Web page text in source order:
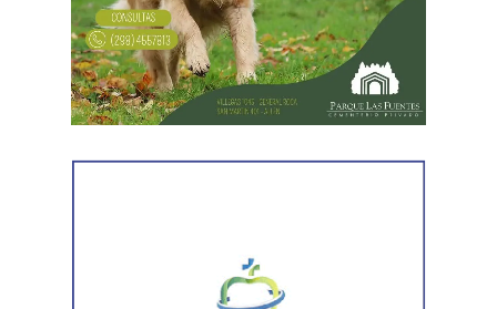
sobre su derecho a la salud, la educación y la protección.
En Argentina, esta celebración comenzó a realizarse en
1960 con actividades sociales y culturales destinadas a
promover el bienestar de la niñez en todo el país.
¿Por qué se habla de infancias?
atraviesan niños y niñas. La expresión busca visibilizar
las distintas condiciones sociales, culturales y